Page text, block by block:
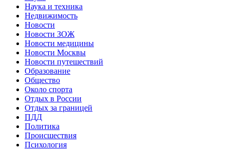
Наука и техника
Недвижимость
Новости
Новости ЗОЖ
Новости медицины
Новости Москвы
Новости путешествий
Образование
Общество
Около спорта
Отдых в России
Отдых за границей
ПДД
Политика
Происшествия
Психология